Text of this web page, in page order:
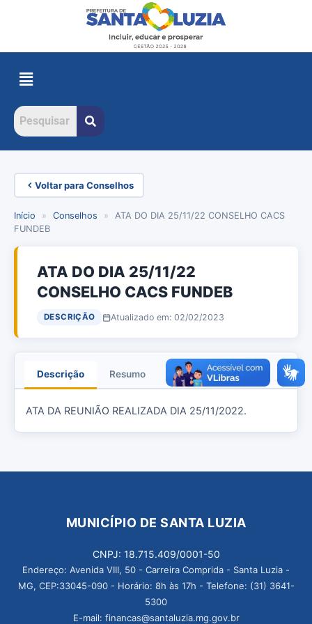
Voltar para Conselhos
Início » Conselhos »
ATA DO DIA 25/11/22 CONSELHO CACS
FUNDEB
ATA DO DIA 25/11/22
CONSELHO CACS FUNDEB
DESCRIÇÃO Atualizado em: 02/02/2023
Descrição Resumo Anexos
ATA DA REUNIÃO REALIZADA DIA 25/11/2022.
MUNICÍPIO DE SANTA LUZIA
CNPJ: 18.715.409/0001-50
Endereço: Avenida VIII, 50 - Carreira Comprida - Santa Luzia -
MG, CEP:33045-090 - Horário: 8h às 17h - Telefone: (31) 3641-
5300
E-mail: financas@santaluzia.mg.gov.br